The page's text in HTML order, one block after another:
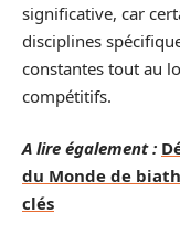
significative, car
disciplines
constantes tout au
compétitifs.
A lire également :
du Monde de
clés